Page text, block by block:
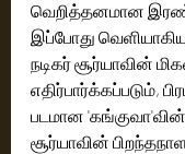
வெறித்தனமான
இப்போது
நடிகர் சூர்யாவின்
எதிர்பார்க்கப்படும்,
படமான
சூர்யாவின்